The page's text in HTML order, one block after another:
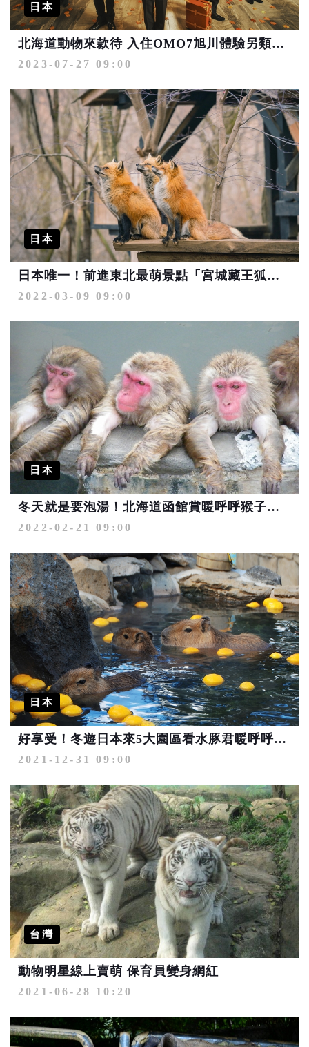
日本
北海道動物來款待 入住OMO7旭川體驗另類萬聖節
2023-07-27 09:00
日本
日本唯一！前進東北最萌景點「宮城藏王狐狸村」
2022-03-09 09:00
日本
冬天就是要泡湯！北海道函館賞暖呼呼猴子泡湯秀
2022-02-21 09:00
日本
好享受！冬遊日本來5大園區看水豚君暖呼呼泡湯秀
2021-12-31 09:00
台灣
動物明星線上賣萌 保育員變身網紅
2021-06-28 10:20